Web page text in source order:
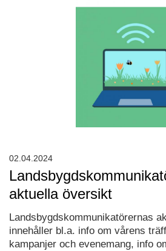
aktuella översikt
Landsbygdskommunikatörernas
innehåller bl.a. info om vårens
kampanjer och evenemang, info
02.04.2024